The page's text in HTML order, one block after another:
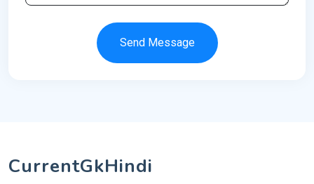
Send Message
CurrentGkHindi